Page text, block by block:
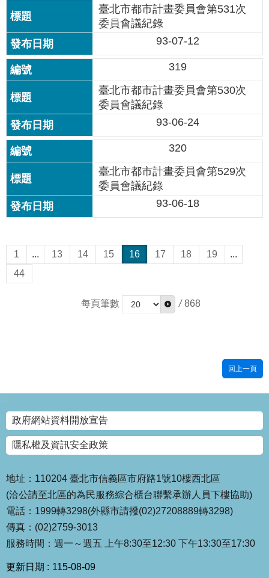
臺北市都市計畫委員會第531次
委員會議紀錄
93-07-12
319
臺北市都市計畫委員會第530次
委員會議紀錄
93-06-24
320
臺北市都市計畫委員會第529次
委員會議紀錄
93-06-18
1 ... 13 14 15 16 17 18 19
...
44
每頁筆數 / 868
回上一頁
:::
政府網站資料開放宣告
隱私權及資訊安全政策
地址：110204 臺北市信義區市府路1號10樓西北區
(洽公請至北區的為民服務綜合櫃台聯繫承辦人員下樓協助)
電話：1999轉3298(外縣市請撥(02)27208889轉3298)
傳真：(02)2759-3013
服務時間：週一～週五 上午8:30至12:30 下午13:30至17:30
更新日期 115-08-09